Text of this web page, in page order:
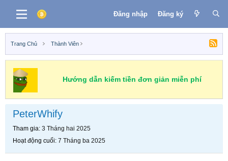
Đăng nhập Đăng ký
Trang Chủ Thành Viên
Hướng dẫn kiếm tiền đơn giản miễn phí
PeterWhify
Tham gia 3 Tháng hai 2025
Hoạt động cuối 7 Tháng ba 2025